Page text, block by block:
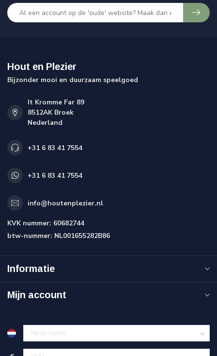
Hout en Plezier
Bijzonder mooi en duurzaam speelgoed
It Kromme Far 89
8512AK Broek
Nederland
+31 6 83 41 7554
+31 6 83 41 7554
info@houtenplezier.nl
KVK nummer: 60682744
btw-nummer: NL001655282B86
Informatie
Mijn account